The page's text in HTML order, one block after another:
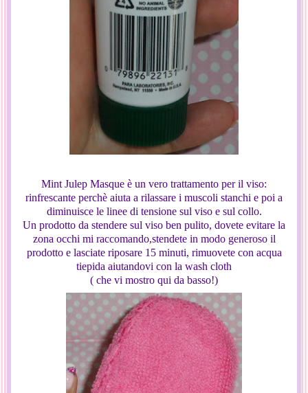
Mint Julep Masque è un vero trattamento per il viso:
rinfrescante perchè aiuta a rilassare i muscoli stanchi e poi a
diminuisce le linee di tensione sul viso e sul collo.
Un prodotto da stendere sul viso ben pulito, dovete evitare la
zona occhi mi raccomando,stendete in modo generoso il
prodotto e lasciate riposare 15 minuti, rimuovete con acqua
tiepida aiutandovi con la wash cloth
( che vi mostro qui da basso!)